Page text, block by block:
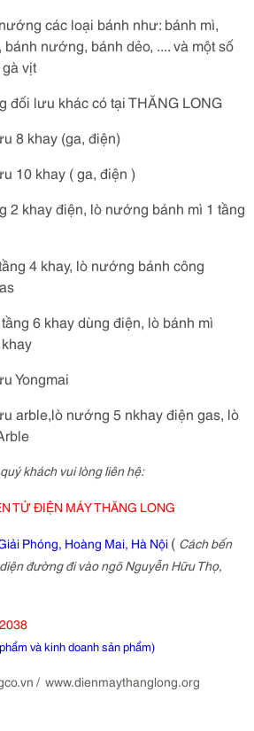
các loại bánh như: bánh mì,
bánh nướng, bánh dẻo, .... và một số
vịt
đối lưu khác có tại THĂNG LONG
8 khay (ga, điện)
10 khay ( ga, điện )
2 khay điện, lò nướng bánh mì 1 tầng
4 khay, lò nướng bánh công
6 khay dùng điện, lò bánh mì
Yongmai
arble,lò nướng 5 nkhay điện gas, lò
khách vui lòng liên hệ:
TỬ ĐIỆN MÁY THĂNG LONG
Phóng, Hoàng Mai, Hà Nội ( Cách bến
đường đi vào ngõ Nguyễn Hữu Thọ,
và kinh doanh sản phẩm)
/ www.dienmaythanglong.org